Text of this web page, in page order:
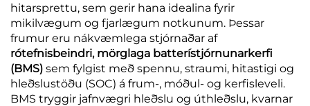
hitarsprettu, sem gerir hana idealina fyrir
mikilvægum og fjarlægum notkunum. Þessar
frumur eru nákvæmlega stjórnaðar af
rótefnisbeindri, mörglaga batterístjórnunarkerfi
(BMS) sem fylgist með spennu, straumi, hitastigi og
hleðslustöðu (SOC) á frum-, móðul- og kerfisleveli.
BMS tryggir jafnvægri hleðslu og úthleðslu, kvarnar